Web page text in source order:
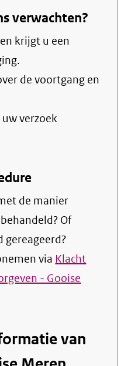
verwachten?
krijgt u een
de voortgang en
verzoek
de manier
Of
gereageerd?
via Klacht
- Gooise
van